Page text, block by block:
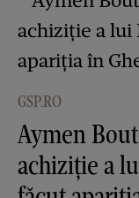
GSP.RO
Aymen
achiziție a